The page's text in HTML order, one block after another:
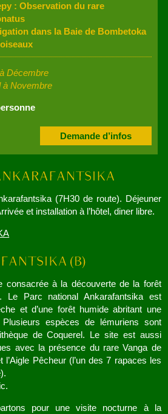
: Observation du rare
dans la Baie de Bombetoka
Décembre
à Novembre
Demande d’infos
(7H30 de route). Déjeuner
et installation à l’hôtel, diner libre.
consacrée à la découverte de la forêt
Le Parc national Ankarafantsika est
et d’une forêt humide abritant une
espèces de lémuriens sont
de Coquerel. Le site est aussi
avec la présence du rare Vanga de
l’Aigle Pêcheur (l’un des 7 rapaces les
pour une visite nocturne à la